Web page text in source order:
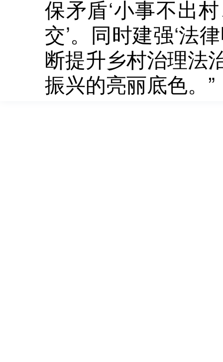
保矛盾‘小事不出
交’。同时建强‘法
断提升乡村治理法
振兴的亮丽底色。”